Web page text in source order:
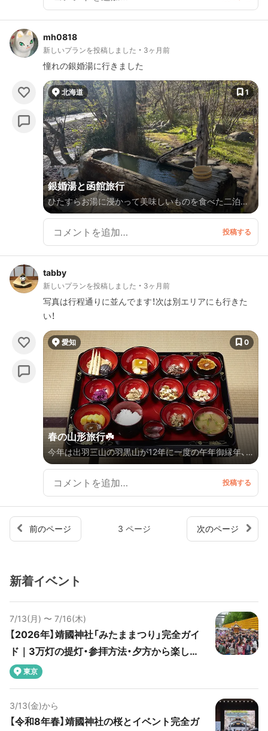
【C】お昼ご飯🥢 個人的な事件あり💥 誰にでもある事や
けど、悲しかった🥲 いい思い出になるか🧳💧 ▼ 浜
松 到着 ▼ 【D】晩ご飯 浜松餃子求めて🥟 ▼ 😴
就寝 《3日目》 出発 ▼バス…徒歩 【E】巨大なオブジェ
🍰🖋️🪑 ▼徒歩…バス 浜松駅 ▼電車 【F】⛩️ ▼車
【G】🏯 帰る予定が渋滞と、疲れとでもう一泊🥱 ▼ 岐
阜 到着 ▼ 【H】飛騨牛 やっぱり美味しかった！ 私の
中ではお肉会では1番美味しいと思ってます🥩 ▼
😴就寝 《4日目》 出発 ▼車 【Ｉ】🏯 気軽な気持ちで
行く場所ではない⚠️ お城まで、ロープウェイ🚡 そこか
らお城まで階段！登山する気持ちで⛰️ ▼車 大阪 到
着🐙
mh0818
新しいプランを投稿しました 3ヶ月前
憧れの銀婚湯に行きました
北海道 1
銀婚湯と函館旅行
ひたすらお湯に浸かって美味しいものを食べた二泊三
日。 予報では三日とも雨だったのですが、いい方に外
れて雨は最終日のみ。山の中のドライブが新緑が美し
くてとても楽しかったです。
tabby
新しいプランを投稿しました 3ヶ月前
写真は行程通りに並んでます！次は別エリアにも行きた
い！
愛知 0
春の山形旅行☘️
今年は出羽三山の羽黒山が12年に一度の午年御縁年、
ということで是非詣でたい！ と急遽山形旅行プランを
組んでみました。 月山と湯殿山はまだ閉山されていた
ので、三山巡りはまたの機会に。(3つのお山を一度に回
れるのは7〜10月までなんだそう) 趣のある建物で精進
料理をいただいたり、まったり温泉に浸かったりと、の
んびり春の旅を満喫してきました♪
前のページ 3 ページ 次のページ
新着イベント
7/13(月) 〜 7/16(木)
【2026年】靖國神社「みたままつり」完全ガイ
ド｜3万灯の提灯・参拝方法・夕方から楽しめ
るプランを紹介
東京
3/13(金)から
【令和8年春】靖國神社の桜とイベント完全ガ